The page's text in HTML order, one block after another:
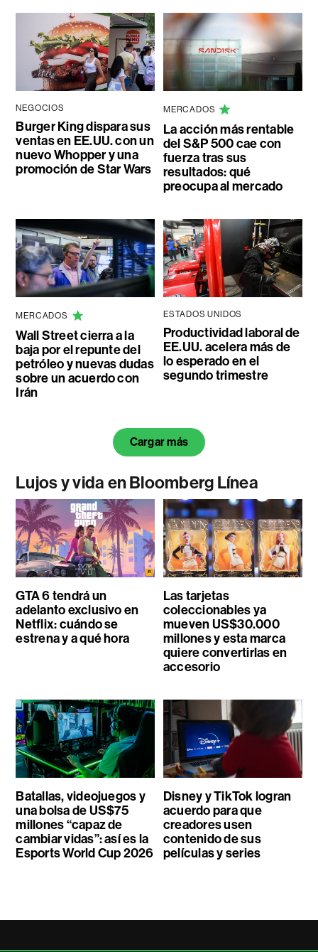
NEGOCIOS
Burger King dispara sus
ventas en EE.UU. con un
nuevo Whopper y una
promoción de Star Wars
MERCADOS
La acción más rentable
del S&P 500 cae con
fuerza tras sus
resultados: qué
preocupa al mercado
MERCADOS
Wall Street cierra a la
baja por el repunte del
petróleo y nuevas dudas
sobre un acuerdo con
Irán
ESTADOS UNIDOS
Productividad laboral de
EE.UU. acelera más de
lo esperado en el
segundo trimestre
Cargar más
Lujos y vida en Bloomberg Línea
GTA 6 tendrá un
adelanto exclusivo en
Netflix: cuándo se
estrena y a qué hora
Las tarjetas
coleccionables ya
mueven US$30.000
millones y esta marca
quiere convertirlas en
accesorio
Batallas, videojuegos y
una bolsa de US$75
millones “capaz de
cambiar vidas”: así es la
Esports World Cup 2026
Disney y TikTok logran
acuerdo para que
creadores usen
contenido de sus
películas y series